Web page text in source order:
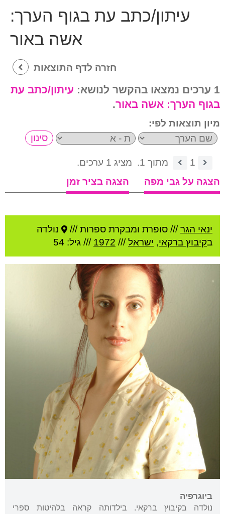
עיתון/כתב עת בגוף הערך:
אשה באור
חזרה לדף התוצאות
1 ערכים נמצאו בהקשר לנושא:
עיתון/כתב עת
בגוף הערך: אשה באור.
מיון תוצאות לפי:
1 מתוך 1.
מציג 1 ערכים.
הצגה על גבי מפה
הצגה בציר זמן
ינאי הגר/// סופרת ומבקרת ספרות ///
נולדה
בקיבוץ ברקאי, ישראל///
1972 /// גיל: 54
ביוגרפיה
נולדה בקיבוץ ברקאי. בילדותה קראה בלהיטות ספרי